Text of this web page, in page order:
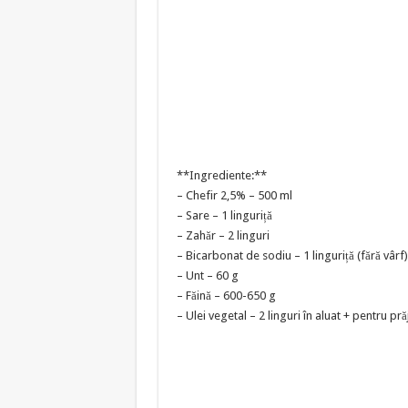
**Ingrediente:**
– Chefir 2,5% – 500 ml
– Sare – 1 linguriță
– Zahăr – 2 linguri
– Bicarbonat de sodiu – 1 linguriță (fără vârf)
– Unt – 60 g
– Făină – 600-650 g
– Ulei vegetal – 2 linguri în aluat + pentru